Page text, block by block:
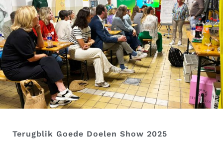
Terugblik Goede Doelen Show 2025